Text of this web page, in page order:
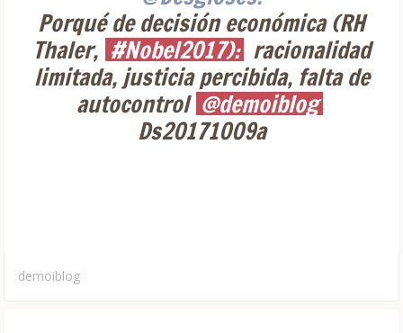
Porqué de decisión económica (RH
Thaler, #Nobel2017): racionalidad
limitada, justicia percibida, falta de
autocontrol @demoiblog
Ds20171009a
demoiblog